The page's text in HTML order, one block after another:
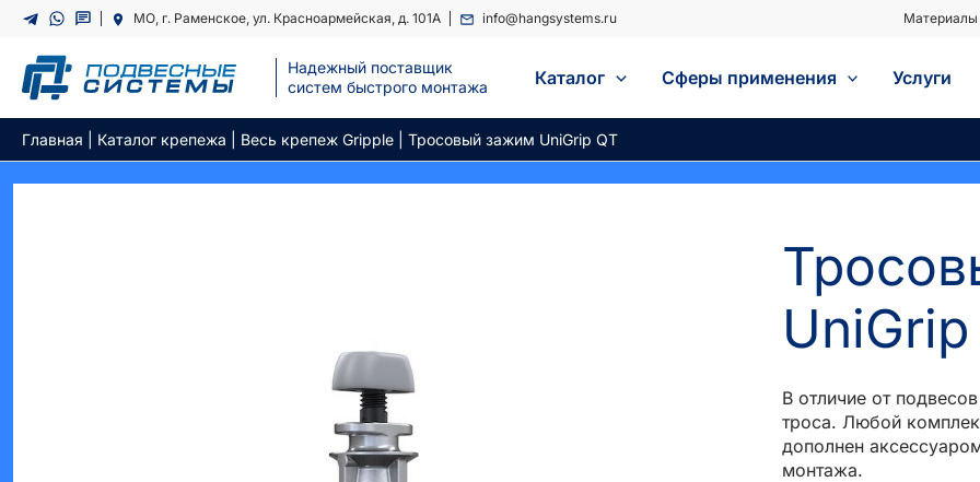
Перейти
содержимому
МО, г. Раменское, ул. Красноармейская, д. 101А info@hangsystems.ru Материалы
Надежный поставщик
cистем быстрого монтажа
Каталог Сферы применения Услуги
Главная Каталог крепежа Весь крепеж Gripple Тросовый зажим UniGrip QT
В отличие от
троса. Любой
дополнен
монтажа.